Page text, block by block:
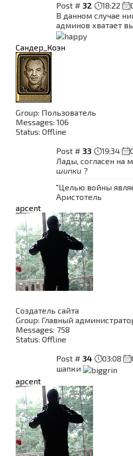
Post # 32 18:22
В данном случае
админов хватает
Сандер_Коэн
Group: Пользователь
Messages: 106
Status: Offline
Post # 33 19:34
Лады, согласен на
шипки ?
"Целью войны
Аристотель
apcent
Создатель сайта
Group: Главный
Messages: 758
Status: Offline
Post # 34 03:08
шапки
apcent